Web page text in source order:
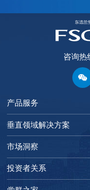
咨询
产品服务
垂直领域解决方案
市场洞察
投资者关系